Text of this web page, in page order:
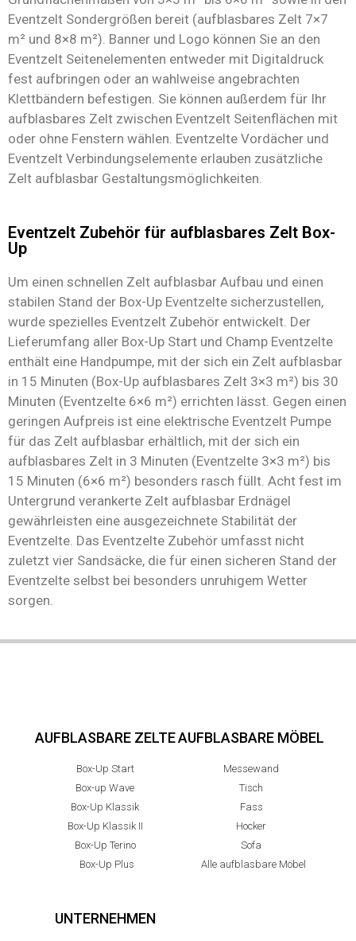
Eventzelt Sondergrößen bereit (aufblasbares Zelt 7×7
m² und 8×8 m²). Banner und Logo können Sie an den
Eventzelt Seitenelementen entweder mit Digitaldruck
fest aufbringen oder an wahlweise angebrachten
Klettbändern befestigen. Sie können außerdem für Ihr
aufblasbares Zelt zwischen Eventzelt Seitenflächen mit
oder ohne Fenstern wählen. Eventzelte Vordächer und
Eventzelt Verbindungselemente erlauben zusätzliche
Zelt aufblasbar Gestaltungsmöglichkeiten.
Eventzelt Zubehör für aufblasbares Zelt Box-
Up
Um einen schnellen Zelt aufblasbar Aufbau und einen
stabilen Stand der Box-Up Eventzelte sicherzustellen,
wurde spezielles Eventzelt Zubehör entwickelt. Der
Lieferumfang aller Box-Up Start und Champ Eventzelte
enthält eine Handpumpe, mit der sich ein Zelt aufblasbar
in 15 Minuten (Box-Up aufblasbares Zelt 3×3 m²) bis 30
Minuten (Eventzelte 6×6 m²) errichten lässt. Gegen einen
geringen Aufpreis ist eine elektrische Eventzelt Pumpe
für das Zelt aufblasbar erhältlich, mit der sich ein
aufblasbares Zelt in 3 Minuten (Eventzelte 3×3 m²) bis
15 Minuten (6×6 m²) besonders rasch füllt. Acht fest im
Untergrund verankerte Zelt aufblasbar Erdnägel
gewährleisten eine ausgezeichnete Stabilität der
Eventzelte. Das Eventzelte Zubehör umfasst nicht
zuletzt vier Sandsäcke, die für einen sicheren Stand der
Eventzelte selbst bei besonders unruhigem Wetter
sorgen.
AUFBLASBARE ZELTE
Box-Up Start
Box-up Wave
Box-Up Klassik
Box-Up Klassik II
Box-Up Terino
Box-Up Plus
AUFBLASBARE MÖBEL
Messewand
Tisch
Fass
Hocker
Sofa
Alle aufblasbare Möbel
UNTERNEHMEN